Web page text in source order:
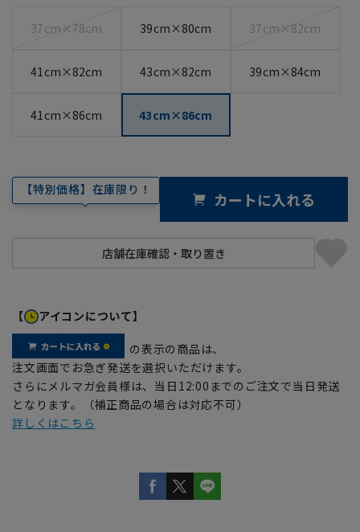
37cm×78cm 39cm×80cm 37cm×82cm
41cm×82cm 43cm×82cm 39cm×84cm
41cm×86cm 43cm×86cm
【特別価格】在庫限り！ カートに入れる
【 アイコンについて】
の表示の商品は、
注文画面でお急ぎ発送を選択いただけます。
さらにメルマガ会員様は、当日12:00までのご注文で当日発送
となります。（補正商品の場合は対応不可）
詳しくはこちら